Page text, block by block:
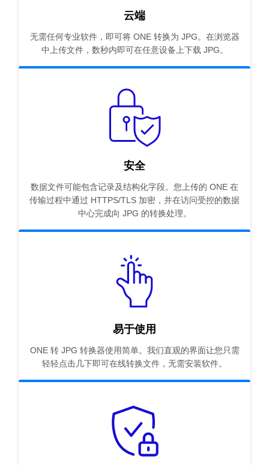
云端
无需任何专业软件，即可将 ONE 转换为 JPG。在浏览器
中上传文件，数秒内即可在任意设备上下载 JPG。
安全
数据文件可能包含记录及结构化字段。您上传的 ONE 在
传输过程中通过 HTTPS/TLS 加密，并在访问受控的数据
中心完成向 JPG 的转换处理。
易于使用
ONE 转 JPG 转换器使用简单。我们直观的界面让您只需
轻轻点击几下即可在线转换文件，无需安装软件。